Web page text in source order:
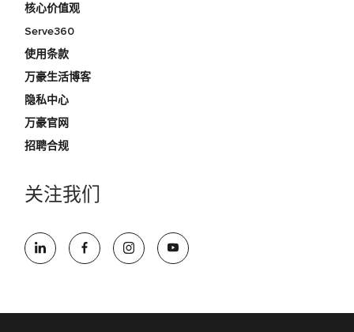
核心价值观
Serve360
使用条款
万豪生活博客
隐私中心
万豪官网
招聘合规
关注我们